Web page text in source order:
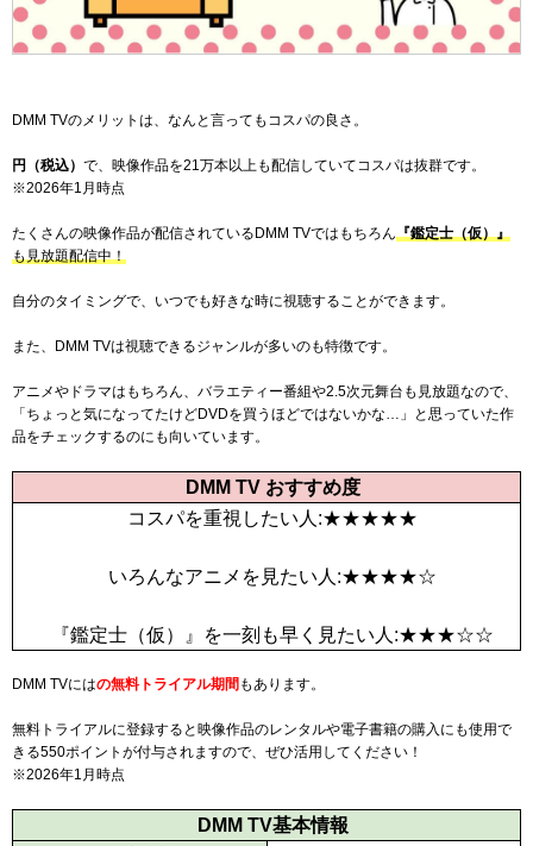
DMM TVのメリットは、なんと言ってもコスパの良さ。
円（税込） で、映像作品を21万本以上 も配信していてコスパは抜群です。
※2026年1月時点
たくさんの映像作品が配信されているDMM TVではもちろん 『鑑定士（仮）』
も見放題配信中！
自分のタイミングで、いつでも好きな時に視聴することができます。
また、DMM TVは視聴できるジャンルが多いのも特徴です。
アニメやドラマはもちろん、バラエティー番組や2.5次元舞台も見放題なので、
「ちょっと気になってたけどDVDを買うほどではないかな…」と思っていた作
品をチェックするのにも向いています。
DMM TV おすすめ度
コスパを重視したい人:★★★★★
いろんなアニメを見たい人:★★★★☆
『鑑定士（仮）』を一刻も早く見たい人:★★★☆☆
DMM TVにはの無料トライアル期間 もあります。
無料トライアルに登録すると映像作品のレンタルや電子書籍の購入にも使用で
きる550ポイントが付与されますので、ぜひ活用してください！
※2026年1月時点
DMM TV基本情報